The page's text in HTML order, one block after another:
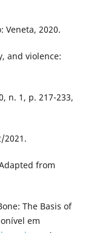
Veneta, 2020.
and violence:
n. 1, p. 217-233,
2021.
from
The Basis of
em